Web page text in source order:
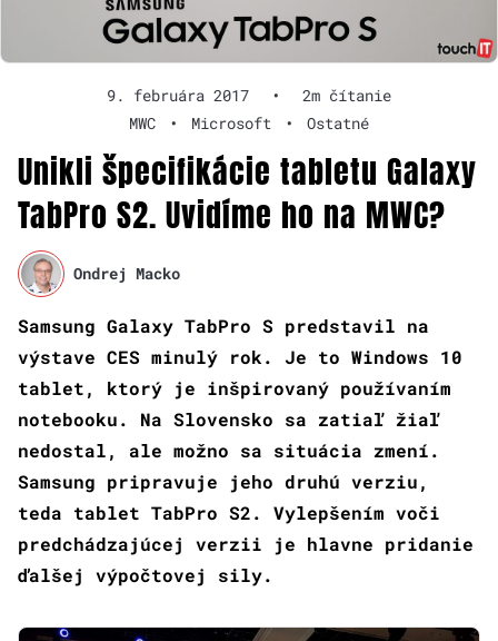
9. februára 2017 •
2m čítanie
MWC
• Microsoft • Ostatné
Unikli špecifikácie tabletu Galaxy
TabPro S2. Uvidíme ho na MWC?
Ondrej Macko
Samsung Galaxy TabPro S predstavil na
výstave CES minulý rok. Je to Windows 10
tablet, ktorý je inšpirovaný používaním
notebooku. Na Slovensko sa zatiaľ žiaľ
nedostal, ale možno sa situácia zmení.
Samsung pripravuje jeho druhú verziu,
teda tablet TabPro S2. Vylepšením voči
predchádzajúcej verzii je hlavne pridanie
ďalšej výpočtovej sily.